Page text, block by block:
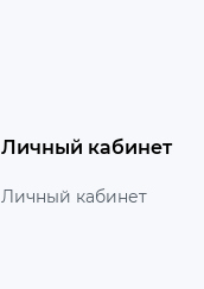
Личный кабинет
Личный кабинет